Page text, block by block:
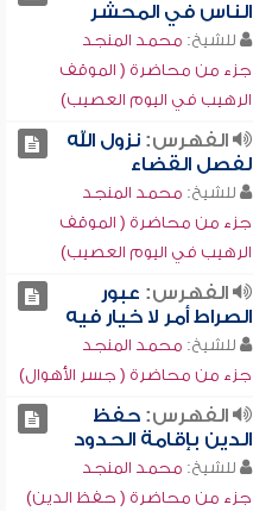
الناس في المحشر
للشيخ: محمد المنجد
جزء من محاضرة ( الموقف
الرهيب في اليوم العصيب)
الفهرس:نزول الله
لفصل القضاء
للشيخ: محمد المنجد
جزء من محاضرة ( الموقف
الرهيب في اليوم العصيب)
الفهرس: عبور
الصراط أمر لا خيار فيه
للشيخ: محمد المنجد
جزء من محاضرة ( جسر الأهوال)
الفهرس:حفظ
الدين بإقامة الحدود
للشيخ: محمد المنجد
جزء من محاضرة ( حفظ الدين)